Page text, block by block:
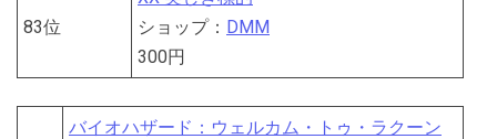
83位
ショップ： DMM
300円
バイオハザード：ウェルカム・トゥ・ラクーン